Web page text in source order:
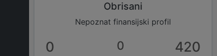
Obrisani
Nepoznat finansijski profil
0 0 420